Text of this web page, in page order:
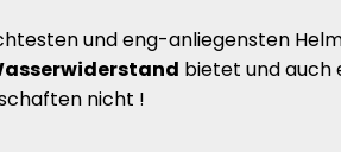
und eng-anliegensten
bietet und auch
nicht !